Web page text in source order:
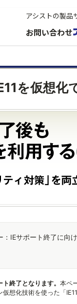
アシストの製品
お問い合わせ
を仮想化
：IEサポート終了に
終了となります。 本ペ
想化技術を使った「